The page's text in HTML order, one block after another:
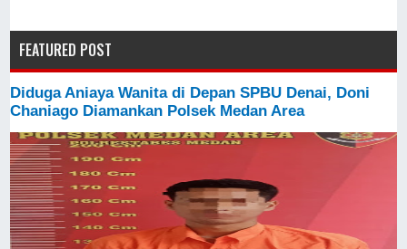
FEATURED POST
Diduga Aniaya Wanita di Depan SPBU Denai, Doni
Chaniago Diamankan Polsek Medan Area